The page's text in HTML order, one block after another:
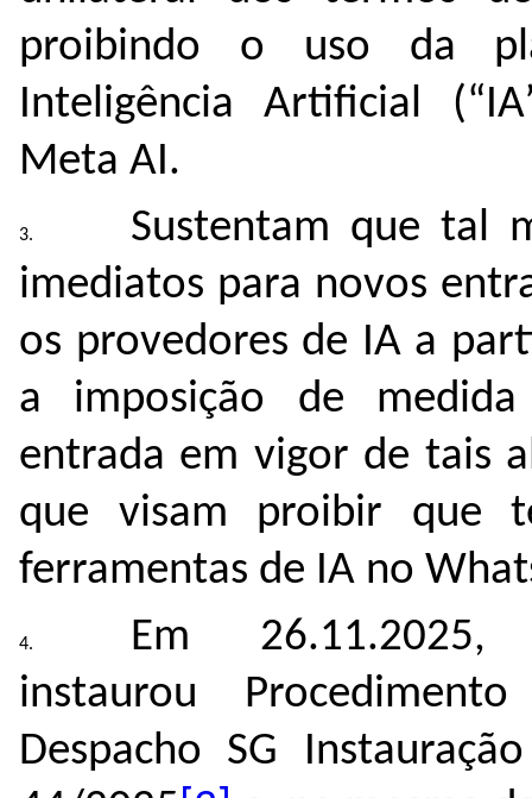
proibindo o uso da
Inteligência Artificial
Meta AI.
Sustentam que tal
imediatos para novos
os provedores de IA a
a imposição de
entrada em vigor de tais
que visam proibir que
ferramentas de IA no
Em 26.11.2025,
instaurou
Despacho SG